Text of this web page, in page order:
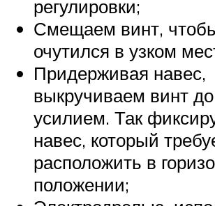
регулировки;
Смещаем винт,
очутился в узком
Придерживая навес,
выкручиваем винт
усилием. Так
навес, который
расположить в
положении;